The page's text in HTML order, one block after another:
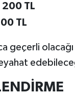
200 TL
TL
geçerli